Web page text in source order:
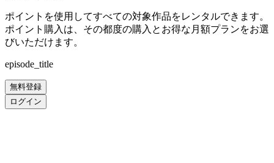
ポイントを使用してすべての対象作品をレンタルできます。
ポイント購入は、その都度の購入とお得な月額プランをお選
びいただけます。
episode_title
無料登録
ログイン